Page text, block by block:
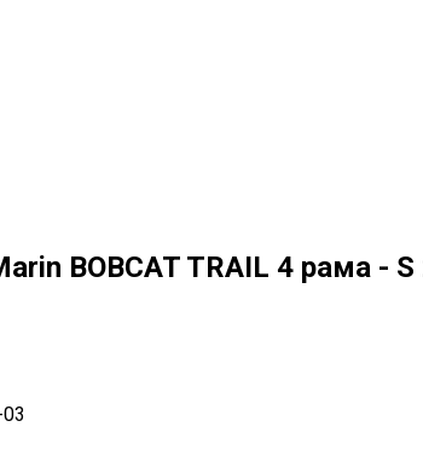
BOBCAT TRAIL 4 рама - S